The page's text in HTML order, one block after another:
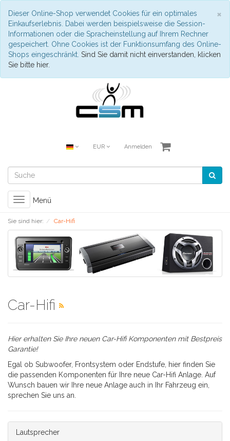
×
Dieser Online-Shop verwendet Cookies für ein optimales
Einkaufserlebnis. Dabei werden beispielsweise die Session-
Informationen oder die Spracheinstellung auf Ihrem Rechner
gespeichert. Ohne Cookies ist der Funktionsumfang des Online-
Shops eingeschränkt. Sind Sie damit nicht einverstanden, klicken
Sie bitte hier.
EUR Anmelden
Toggle
navigation
Menü
Sie sind hier: Car-Hifi
Car-Hifi
Hier erhalten Sie Ihre neuen Car-Hifi Komponenten mit Bestpreis
Garantie!
Egal ob Subwoofer, Frontsystem oder Endstufe, hier finden Sie
die passenden Komponenten für Ihre neue Car-Hifi Anlage. Auf
Wunsch bauen wir Ihre neue Anlage auch in Ihr Fahrzeug ein,
sprechen Sie uns an.
Lautsprecher